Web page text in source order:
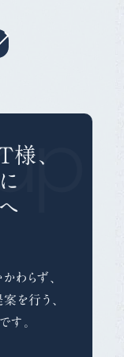
様、
わらず、
を行う、
す。